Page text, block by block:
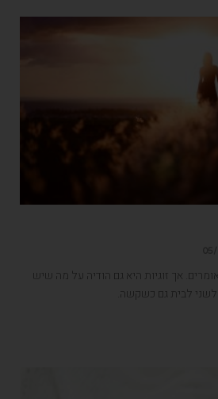
אך זוגיות היא גם הודיה על מה שיש
לבית גם כשקשה.